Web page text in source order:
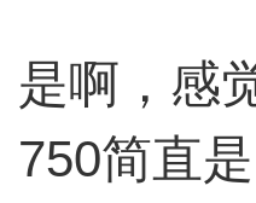
是啊，感
750简直